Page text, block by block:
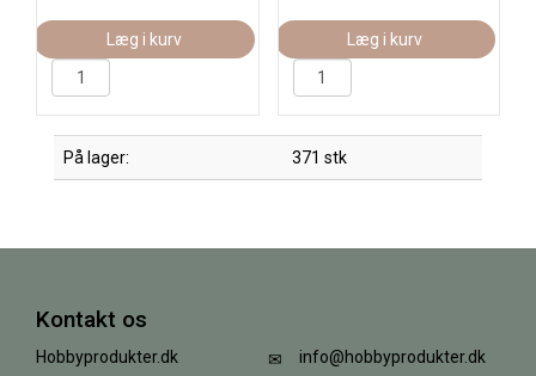
Læg i kurv Læg i kurv
På lager: 371 stk
Kontakt os
Hobbyprodukter.dk info@hobbyprodukter.dk